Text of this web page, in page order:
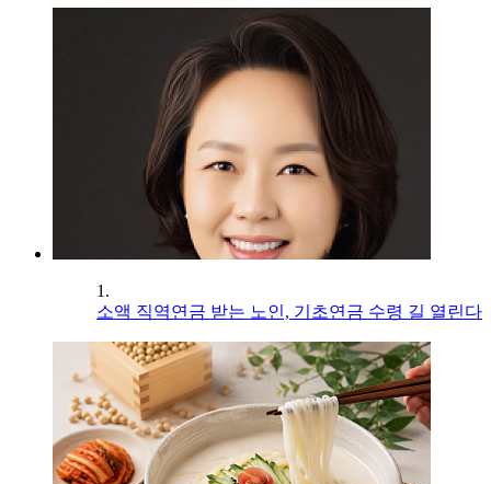
1.
소액 직역연금 받는 노인, 기초연금 수령 길 열린다